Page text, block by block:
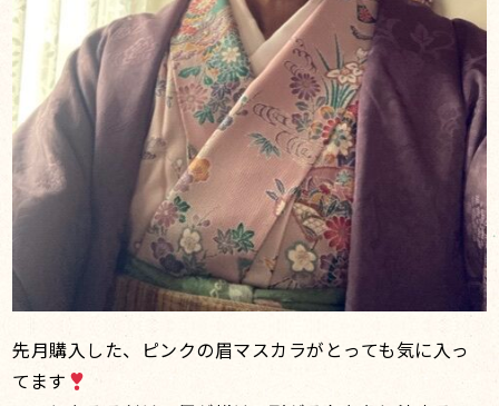
先月購入した、ピンクの眉マスカラがとっても気に入っ
てます